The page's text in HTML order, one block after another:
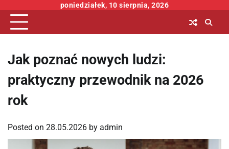
content
poniedziałek, 10 sierpnia, 2026
Jak poznać nowych ludzi:
praktyczny przewodnik na 2026
rok
Posted on 28.05.2026 by admin